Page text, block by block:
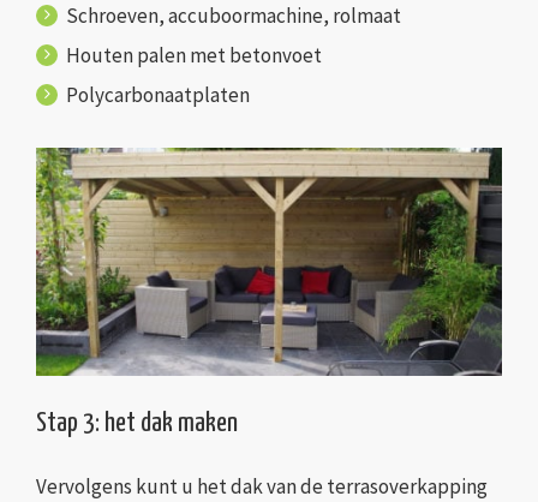
Schroeven, accuboormachine, rolmaat
Houten palen met betonvoet
Polycarbonaatplaten
Stap 3: het dak maken
Vervolgens kunt u het dak van de terrasoverkapping